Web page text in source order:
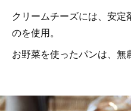
クリームチーズには、安
のを使用。
お野菜を使ったパンは、無